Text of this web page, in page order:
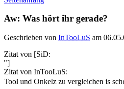
Aw: Was hört ihr gerade?
Geschrieben von InTooLuS am
Zitat von [SiD:
"]
Zitat von InTooLuS:
Tool und Onkelz zu vergleichen is